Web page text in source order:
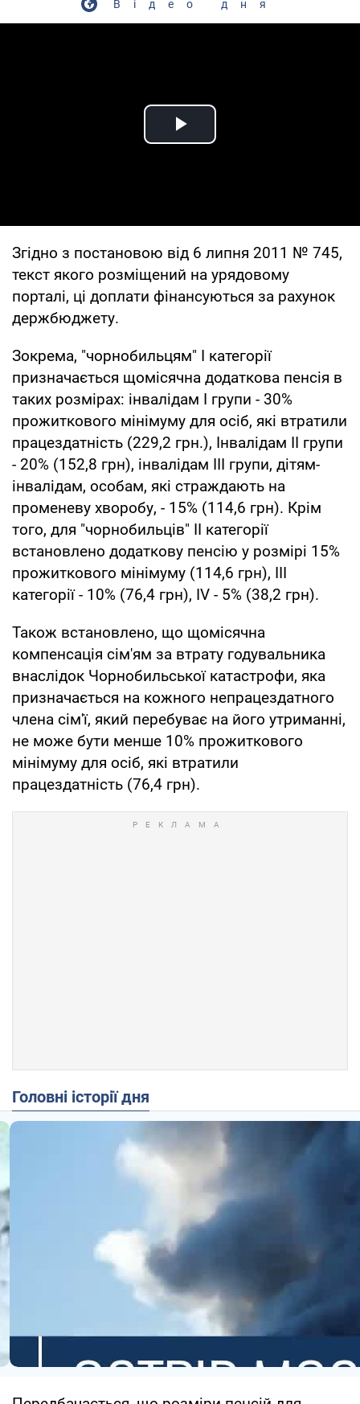
Відео дня
Play Video
Згідно з постановою від 6 липня 2011 № 745,
текст якого розміщений на урядовому
порталі, ці доплати фінансуються за рахунок
держбюджету.
Зокрема, "чорнобильцям" I категорії
призначається щомісячна додаткова пенсія в
таких розмірах: інвалідам I групи - 30%
прожиткового мінімуму для осіб, які втратили
працездатність (229,2 грн.), Інвалідам II групи
- 20% (152,8 грн), інвалідам III групи, дітям-
інвалідам, особам, які страждають на
променеву хворобу, - 15% (114,6 грн). Крім
того, для "чорнобильців" II категорії
встановлено додаткову пенсію у розмірі 15%
прожиткового мінімуму (114,6 грн), III
категорії - 10% (76,4 грн), IV - 5% (38,2 грн).
Також встановлено, що щомісячна
компенсація сім'ям за втрату годувальника
внаслідок Чорнобильської катастрофи, яка
призначається на кожного непрацездатного
члена сім'ї, який перебуває на його утриманні,
не може бути менше 10% прожиткового
мінімуму для осіб, які втратили
працездатність (76,4 грн).
Головні історії дня